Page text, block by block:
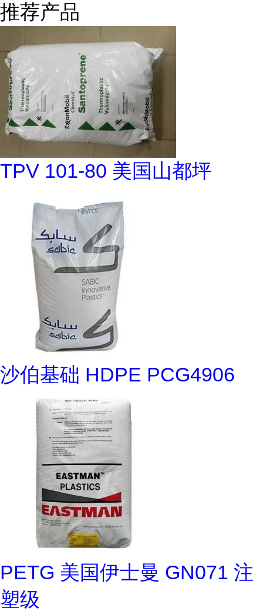
推荐产品
TPV 101-80 美国山都坪
沙伯基础 HDPE PCG4906
PETG 美国伊士曼 GN071 注
塑级